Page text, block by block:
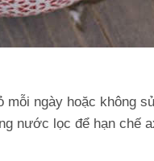
ngày hoặc không
nước lọc để hạn chế